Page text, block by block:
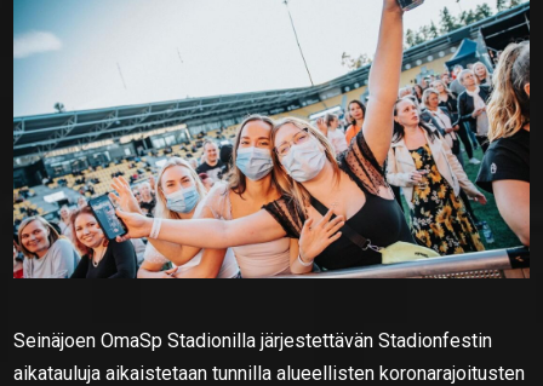
Seinäjoen OmaSp Stadionilla järjestettävän Stadionfestin
aikatauluja aikaistetaan tunnilla alueellisten koronarajoitusten